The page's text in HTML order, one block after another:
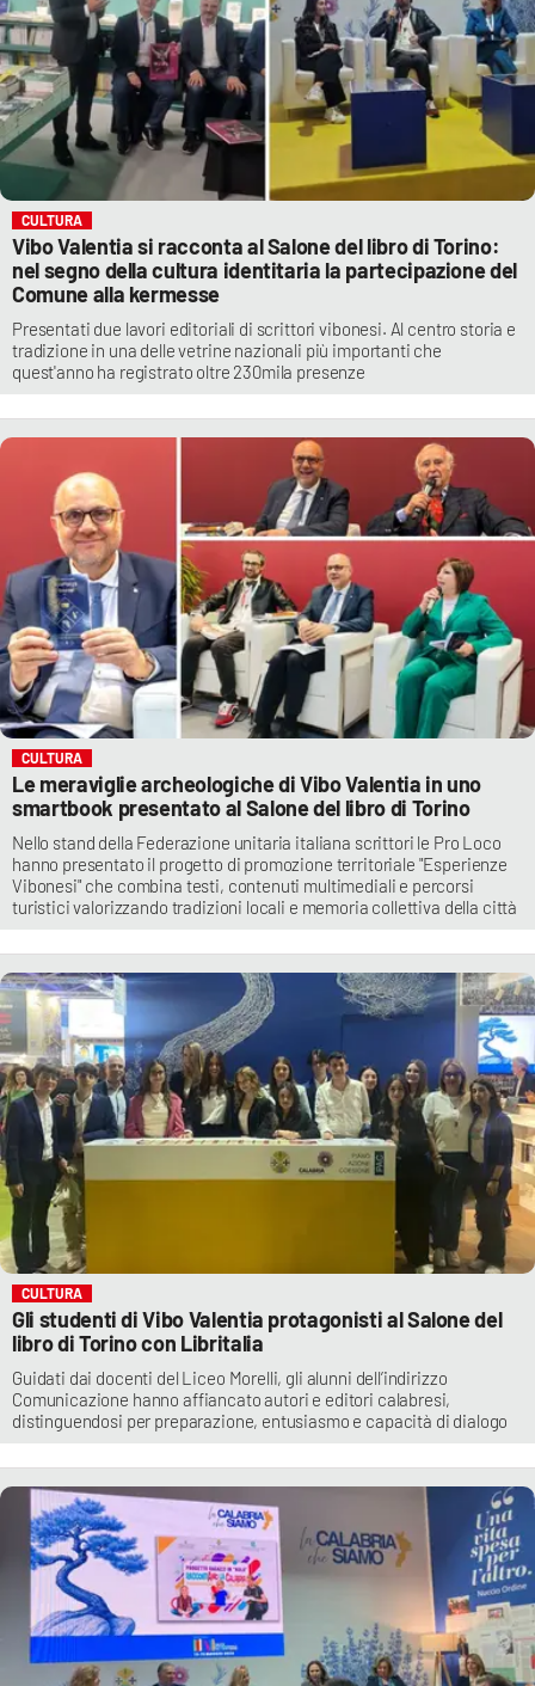
CULTURA
Vibo Valentia si racconta al Salone del libro di Torino:
nel segno della cultura identitaria la partecipazione del
Comune alla kermesse
Presentati due lavori editoriali di scrittori vibonesi. Al centro storia e
tradizione in una delle vetrine nazionali più importanti che
quest'anno ha registrato oltre 230mila presenze
CULTURA
Le meraviglie archeologiche di Vibo Valentia in uno
smartbook presentato al Salone del libro di Torino
Nello stand della Federazione unitaria italiana scrittori le Pro Loco
hanno presentato il progetto di promozione territoriale "Esperienze
Vibonesi" che combina testi, contenuti multimediali e percorsi
turistici valorizzando tradizioni locali e memoria collettiva della città
CULTURA
Gli studenti di Vibo Valentia protagonisti al Salone del
libro di Torino con Libritalia
Guidati dai docenti del Liceo Morelli, gli alunni dell’indirizzo
Comunicazione hanno affiancato autori e editori calabresi,
distinguendosi per preparazione, entusiasmo e capacità di dialogo